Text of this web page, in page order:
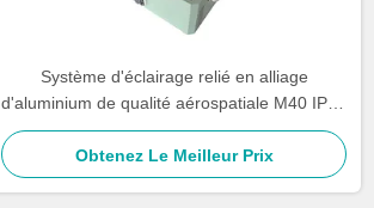
Système d'éclairage relié en alliage
d'aluminium de qualité aérospatiale M40 IP54
Kitefly
Obtenez Le Meilleur Prix